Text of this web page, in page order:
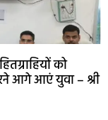
को
आगे आएं युवा – श्री